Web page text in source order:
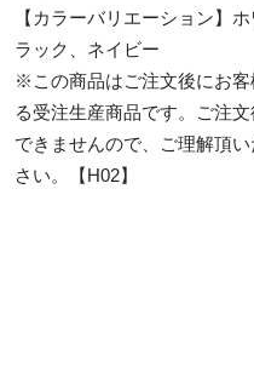
【カラーバリエーション】
ラック、ネイビー
※この商品はご注文後にお
る受注生産商品です。ご注
できませんので、ご理解頂
さい。【H02】